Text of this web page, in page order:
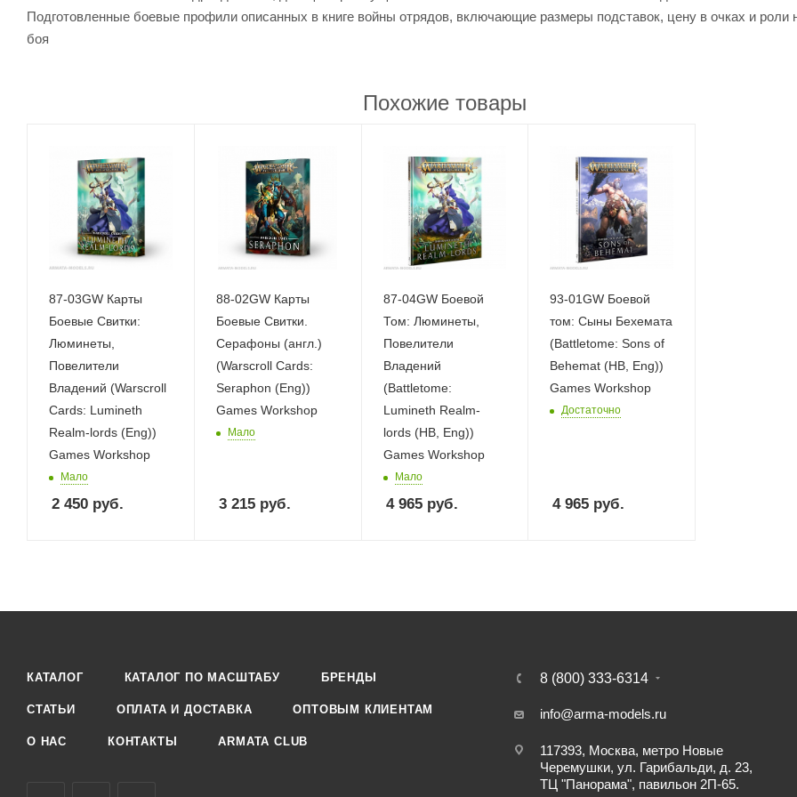
Подготовленные боевые профили описанных в книге войны отрядов, включающие размеры подставок, цену в очках и роли
боя
Похожие товары
87-03GW Карты
Боевые Свитки:
Люминеты,
Повелители
Владений (Warscroll
Cards: Lumineth
Realm-lords (Eng))
Games Workshop
Мало
2 450 руб.
88-02GW Карты
Боевые Свитки.
Серафоны (англ.)
(Warscroll Cards:
Seraphon (Eng))
Games Workshop
Мало
3 215руб.
87-04GW Боевой
Том: Люминеты,
Повелители
Владений
(Battletome:
Lumineth Realm-
lords (HB, Eng))
Games Workshop
Мало
4 965руб.
93-01GW Боевой
том: Сыны Бехемата
(Battletome: Sons of
Behemat (HB, Eng))
Games Workshop
Достаточно
4 965 руб.
КАТАЛОГ КАТАЛОГ ПО МАСШТАБУ БРЕНДЫ
СТАТЬИ ОПЛАТА И ДОСТАВКА ОПТОВЫМ КЛИЕНТАМ
О НАС КОНТАКТЫ ARMATA CLUB
8 (800) 333-6314
info@arma-models.ru
117393, Москва, метро Новые
Черемушки, ул. Гарибальди, д. 23,
ТЦ "Панорама", павильон 2П-65.